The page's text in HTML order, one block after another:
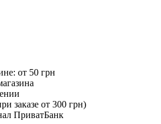
от 50 грн
заказе от 300 грн)
ПриватБанк